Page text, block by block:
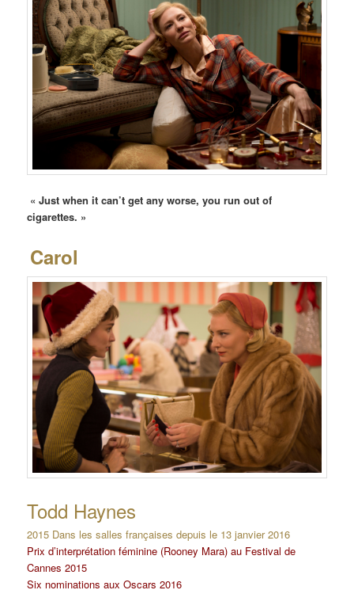
« Just when it can’t get any worse, you run out of
cigarettes. »
Carol
Todd Haynes
2015 Dans les salles françaises depuis le 13 janvier 2016
Prix d’interprétation féminine (Rooney Mara) au Festival de
Cannes 2015
Six nominations aux Oscars 2016